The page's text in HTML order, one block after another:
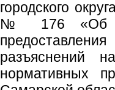
городского
№ 176 «Об
разъяснений
нормативных